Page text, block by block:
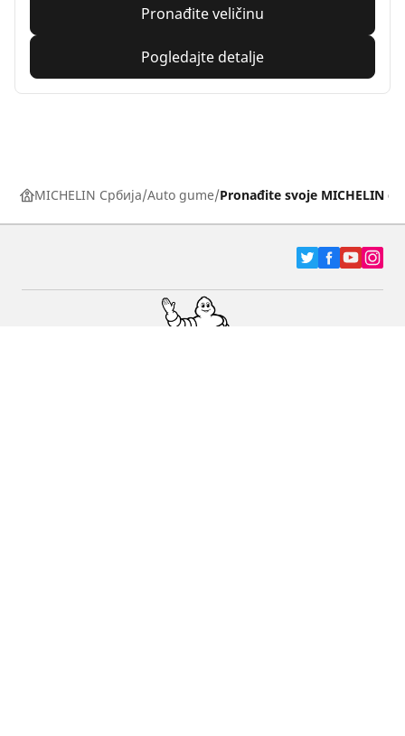
Pronađite veličinu
Pogledajte detalje
MICHELIN Србија Auto gume Pronađite svoje MICHELIN